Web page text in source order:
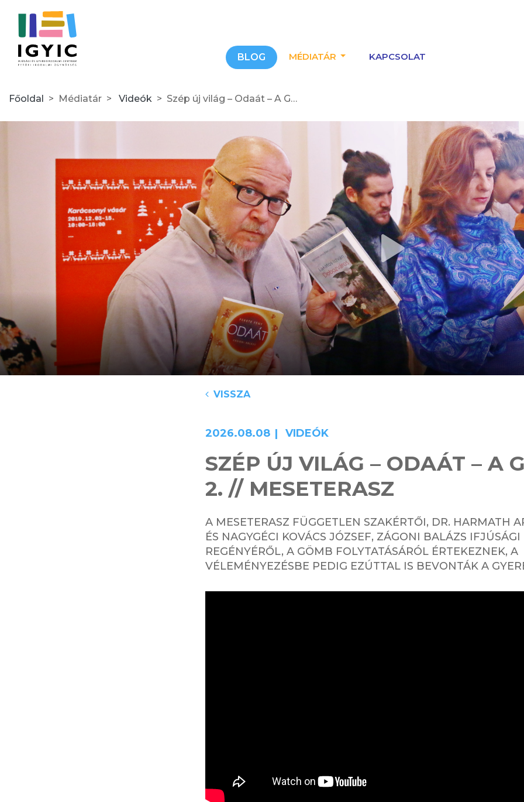
BLOG MÉDIATÁR KAPCSOLAT
Főoldal Médiatár Videók Szép új világ – Odaát – A Gömb 2. // Meseterasz
VISSZA
2026.08.08 VIDEÓK
SZÉP ÚJ VILÁG – ODAÁT – A
2. // MESETERASZ
A MESETERASZ FÜGGETLEN SZAKÉRTŐI, DR. HARMATH
ÉS NAGYGÉCI KOVÁCS JÓZSEF, ZÁGONI BALÁZS IFJÚSÁGI
REGÉNYÉRŐL, A GÖMB FOLYTATÁSÁRÓL ÉRTEKEZNEK, A
VÉLEMÉNYEZÉSBE PEDIG EZÚTTAL IS BEVONTÁK A